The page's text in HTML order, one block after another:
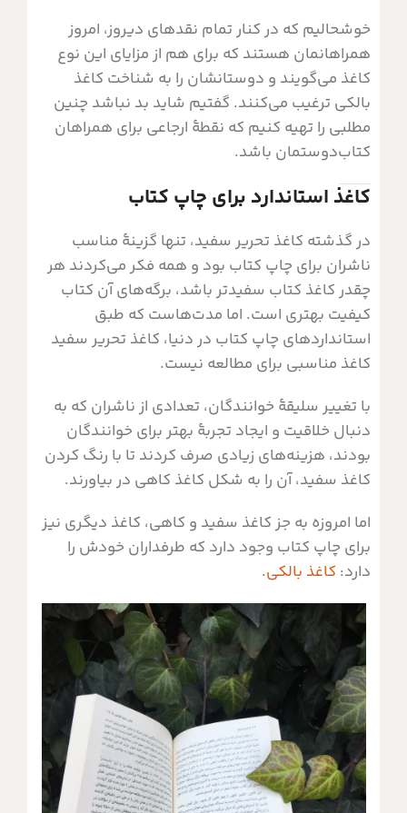
خوشحالیم که در کنار تمام نقدهای دیروز، امروز
همراهانمان هستند که برای هم از مزایای این نوع
کاغذ می‌گویند و دوستانشان را به شناخت کاغذ
بالکی ترغیب می‌کنند. گفتیم شاید بد نباشد چنین
مطلبی را تهیه کنیم که نقطۀ ارجاعی برای همراهان
کتاب‌دوستمان باشد.
کاغذ استاندارد برای چاپ کتاب
در گذشته کاغذ تحریر سفید، تنها گزینۀ مناسب
ناشران برای چاپ کتاب بود و همه فکر می‌کردند هر
چقدر کاغذ کتاب سفیدتر باشد، برگه‌های آن کتاب
کیفیت بهتری است. اما مدت‌هاست که طبق
استانداردهای چاپ کتاب در دنیا، کاغذ تحریر سفید
کاغذ مناسبی برای مطالعه نیست.
با تغییر سلیقۀ خوانندگان، تعدادی از ناشران که به
دنبال خلاقیت و ایجاد تجربۀ بهتر برای خوانندگان
بودند، هزینه‌های زیادی صرف کردند تا با رنگ کردن
کاغذ سفید، آن را به شکل کاغذ کاهی در بیاورند.
اما امروزه به جز کاغذ سفید و کاهی، کاغذ دیگری نیز
برای چاپ کتاب وجود دارد که طرفداران خودش را
دارد: کاغذ بالکی.